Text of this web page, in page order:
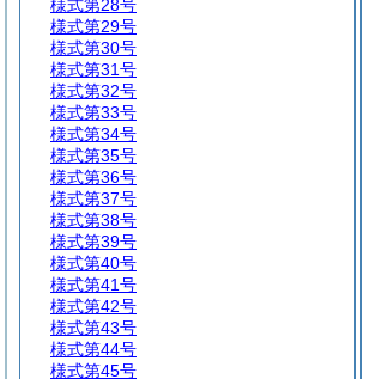
様式第28号
様式第29号
様式第30号
様式第31号
様式第32号
様式第33号
様式第34号
様式第35号
様式第36号
様式第37号
様式第38号
様式第39号
様式第40号
様式第41号
様式第42号
様式第43号
様式第44号
様式第45号